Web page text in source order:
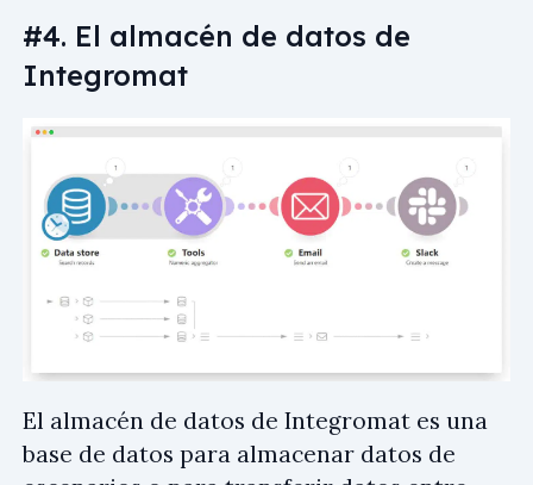
#4. El almacén de datos de
Integromat
El almacén de datos de Integromat es una
base de datos para almacenar datos de